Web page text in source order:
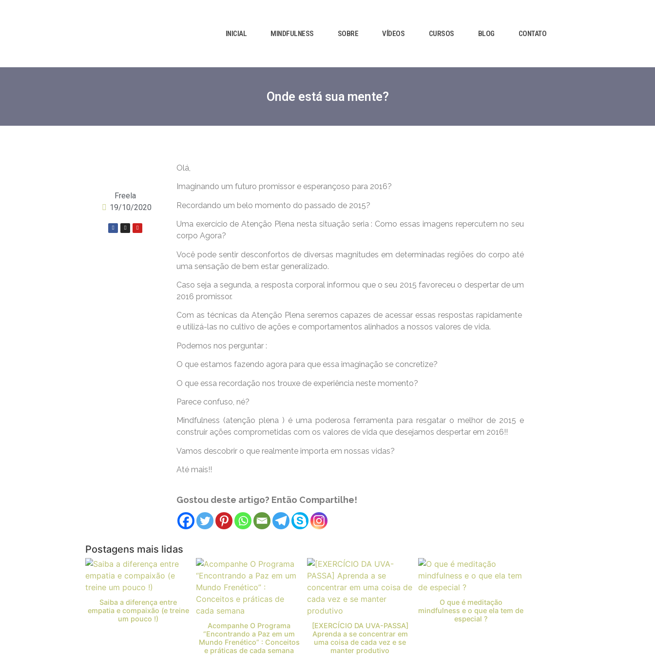
INICIAL MINDFULNESS SOBRE VÍDEOS CURSOS BLOG CONTATO
Onde está sua mente?
Freela
19/10/2020
Olá,
Imaginando um futuro promissor e esperançoso para 2016?
Recordando um belo momento do passado de 2015?
Uma exercício de Atenção Plena nesta situação seria : Como essas imagens repercutem no seu
corpo Agora?
Você pode sentir desconfortos de diversas magnitudes em determinadas regiões do corpo até
uma sensação de bem estar generalizado.
Caso seja a segunda, a resposta corporal informou que o seu 2015 favoreceu o despertar de um
2016 promissor.
Com as técnicas da Atenção Plena seremos capazes de acessar essas respostas rapidamente
e utilizá-las no cultivo de ações e comportamentos alinhados a nossos valores de vida.
Podemos nos perguntar :
O que estamos fazendo agora para que essa imaginação se concretize?
O que essa recordação nos trouxe de experiência neste momento?
Parece confuso, né?
Mindfulness (atenção plena ) é uma poderosa ferramenta para resgatar o melhor de 2015 e
construir ações comprometidas com os valores de vida que desejamos despertar em 2016!!
Vamos descobrir o que realmente importa em nossas vidas?
Até mais!!
Gostou deste artigo? Então Compartilhe!
Postagens mais lidas
Saiba a diferença entre
empatia e compaixão (e treine
um pouco !)
Acompanhe O Programa
“Encontrando a Paz em um
Mundo Frenético” : Conceitos
e práticas de cada semana
[EXERCÍCIO DA UVA-PASSA]
Aprenda a se concentrar em
uma coisa de cada vez e se
manter produtivo
O que é meditação
mindfulness e o que ela tem de
especial ?